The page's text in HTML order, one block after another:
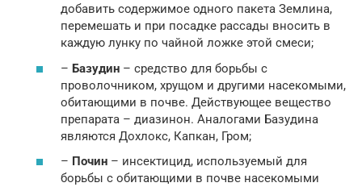
добавить содержимое одного пакета Землина,
перемешать и при посадке рассады вносить в
каждую лунку по чайной ложке этой смеси;
– Базудин – средство для борьбы с
проволочником, хрущом и другими насекомыми,
обитающими в почве. Действующее вещество
препарата – диазинон. Аналогами Базудина
являются Дохлокс, Капкан, Гром;
– Почин – инсектицид, используемый для
борьбы с обитающими в почве насекомыми